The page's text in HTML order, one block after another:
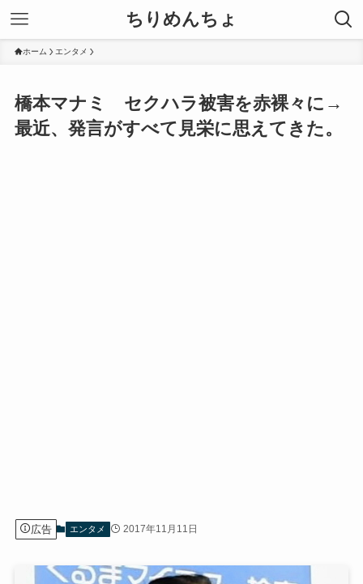
ちりめんちょ
ホーム エンタメ
橋本マナミ セクハラ被害を赤裸々に→
最近、発言がすべて見栄に思えてきた。
広告 エンタメ 2017年11月11日